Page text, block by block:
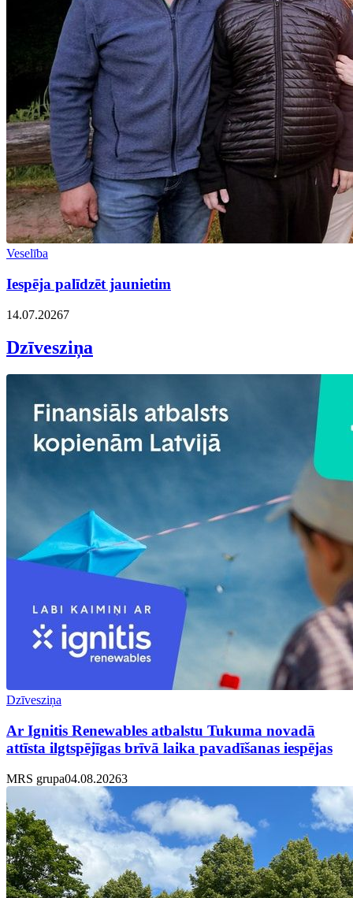
Veselība
Iespēja palīdzēt jaunietim
14.07.20267
Dzīvesziņa
Dzīvesziņa
Ar Ignitis Renewables atbalstu Tukuma novadā
attīsta ilgtspējīgas brīvā laika pavadīšanas iespējas
MRS grupa04.08.20263